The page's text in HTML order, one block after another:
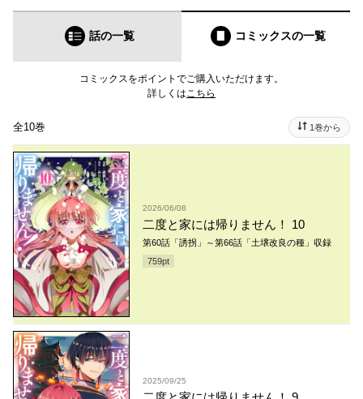
話の一覧 コミックスの一覧
コミックスをポイントでご購入いただけます。
詳しくはこちら
全10巻 1巻から
2026/06/08
二度と家には帰りません！ 10
第60話「誘拐」～第66話「土壌改良の種」収録
759pt
2025/09/25